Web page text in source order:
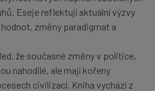
Eseje reflektují aktuální výzvy
změny paradigmat a
že současné změny v politice,
nahodilé, ale mají kořeny
civilizací. Kniha vychází z